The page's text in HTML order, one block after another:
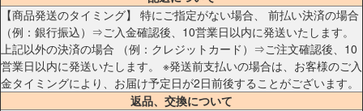
【商品発送のタイミング】 特にご指定がない場合、 前払い決済の場合
（例：銀行振込）⇒ご入金確認後、10営業日以内に発送いたします。
上記以外の決済の場合 （例：クレジットカード）⇒ご注文確認後、10
営業日以内に発送いたします。 ※発送前支払いの場合は、お客様のご入
金タイミングにより、お届け予定日が2日前後することがございます。
返品、交換について